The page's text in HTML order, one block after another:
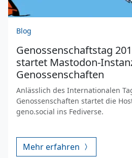
Blog
Genossenschaftstag
startet Mastodon-
Genossenschaften
Anlässlich des Internationalen
Genossenschaften startet die
geno.social ins Fediverse.
Mehr erfahren